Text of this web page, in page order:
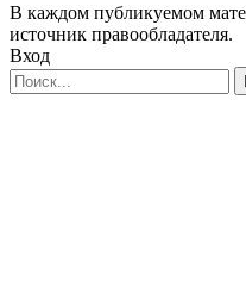
В каждом публикуемом
источник правообладателя.
Вход